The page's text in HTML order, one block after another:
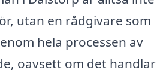
utan en rådgivare som
hela processen av
oavsett om det handlar